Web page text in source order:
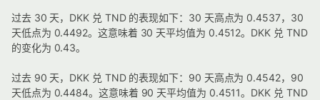
过去 30 天，DKK 兑 TND 的表现如下：30 天高点为 0.4537，30
天低点为 0.4492。这意味着 30 天平均值为 0.4512。DKK 兑 TND
的变化为 0.43。
过去 90 天，DKK 兑 TND 的表现如下：90 天高点为 0.4542，90
天低点为 0.4484。这意味着 90 天平均值为 0.4511。DKK 兑 TND